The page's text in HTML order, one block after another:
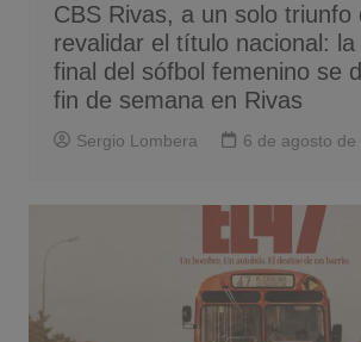
CBS Rivas, a un solo triunfo
revalidar el título nacional: la
final del sófbol femenino se
fin de semana en Rivas
Sergio Lombera 6 de agosto de